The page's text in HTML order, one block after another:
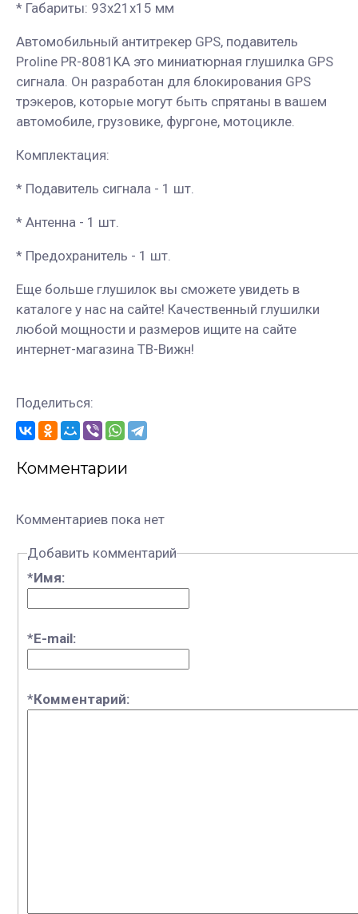
* Габариты: 93х21х15 мм
Автомобильный антитрекер GPS, подавитель
Proline PR-8081KA это миниатюрная глушилка GPS
сигнала. Он разработан для блокирования GPS
трэкеров, которые могут быть спрятаны в вашем
автомобиле, грузовике, фургоне, мотоцикле.
Комплектация:
* Подавитель сигнала - 1 шт.
* Антенна - 1 шт.
* Предохранитель - 1 шт.
Еще больше глушилок вы сможете увидеть в
каталоге у нас на сайте! Качественный глушилки
любой мощности и размеров ищите на сайте
интернет-магазина ТВ-Вижн!
Поделиться:
Комментарии
Комментариев пока нет
Добавить комментарий
*Имя:
*E-mail:
*Комментарий: